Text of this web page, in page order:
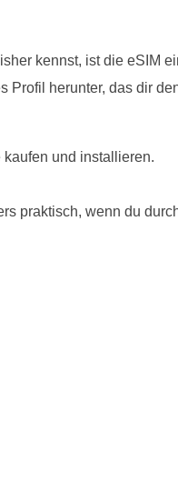
kennst, ist die eSIM
Profil herunter, das dir
und installieren.
praktisch, wenn du